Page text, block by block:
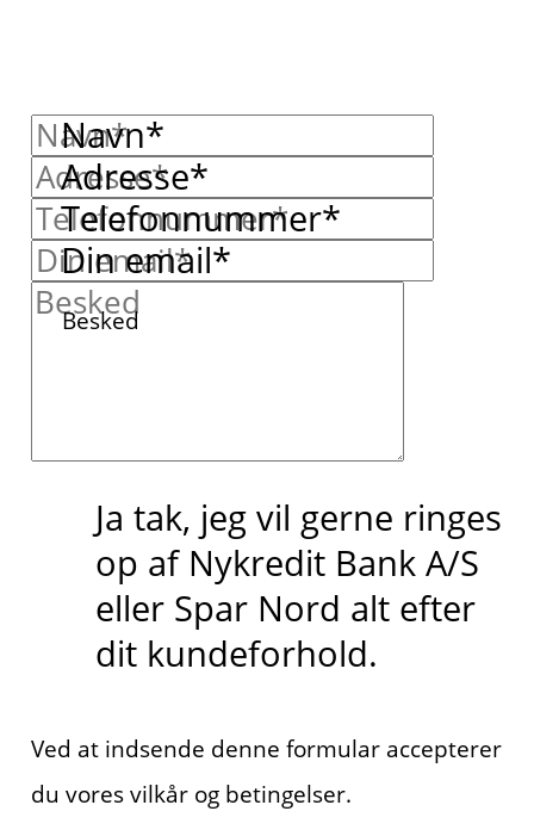
Navn*
Adresse*
Telefonnummer*
Din email*
Besked
Ja tak, jeg vil gerne ringes
op af Nykredit Bank A/S
eller Spar Nord alt efter
dit kundeforhold.
Ved at indsende denne formular accepterer
du vores vilkår og betingelser.